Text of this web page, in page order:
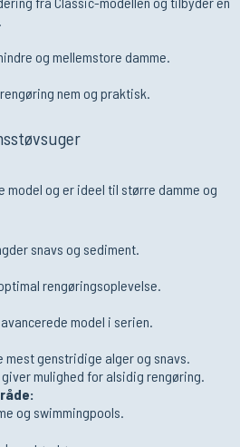
og mellemstore damme.
nem og praktisk.
model og er ideel til større damme og
snavs og sediment.
rengøringsoplevelse.
model i serien.
mest genstridige alger og snavs.
mulighed for alsidig rengøring.
og swimmingpools.